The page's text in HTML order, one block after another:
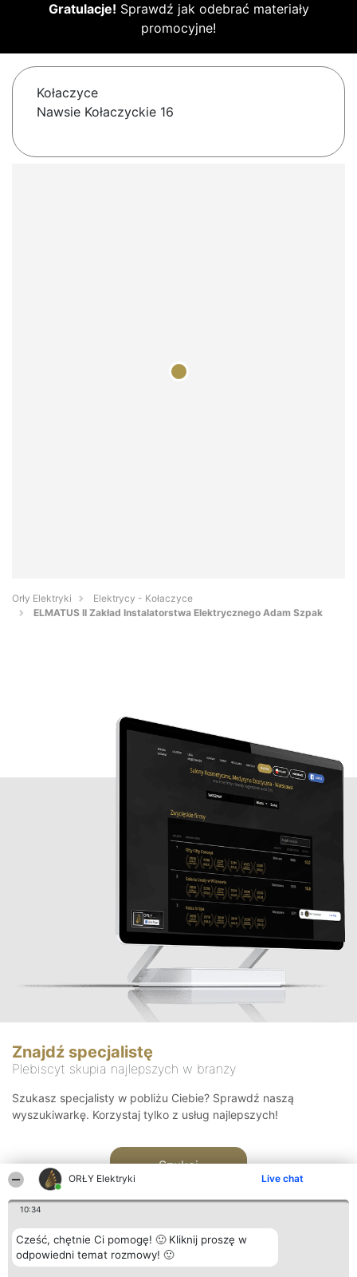
ORŁY Elektryki Live chat
10:34
Cześć, chętnie Ci pomogę! 🙂 Kliknij proszę w
odpowiedni temat rozmowy! 🙂
Gratulacje! Sprawdź jak odebrać materiały
promocyjne!
Kołaczyce
Nawsie Kołaczyckie 16
Orły Elektryki
Elektrycy - Kołaczyce
ELMATUS II Zakład Instalatorstwa Elektrycznego Adam Szpak
Znajdź specjalistę
Plebiscyt skupia najlepszych w branży
Szukasz specjalisty w pobliżu Ciebie? Sprawdź naszą
wyszukiwarkę. Korzystaj tylko z usług najlepszych!
Szukaj